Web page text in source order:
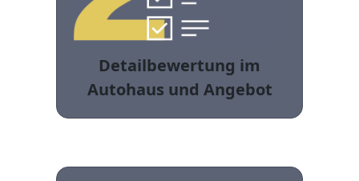
Detailbewertung im
Autohaus und Angebot